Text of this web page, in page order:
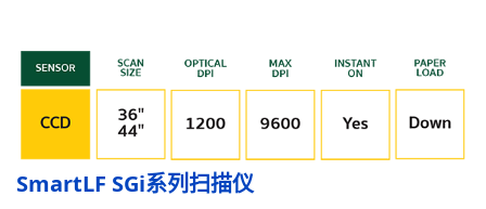
SmartLF SGi系列扫描仪